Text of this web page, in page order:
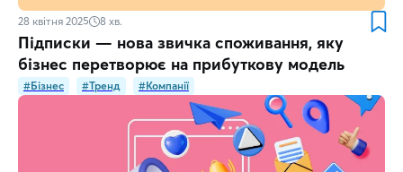
28 квітня 2025 8 хв.
Підписки — нова звичка споживання, яку
бізнес перетворює на прибуткову модель
#Бізнес #Тренд #Компанії